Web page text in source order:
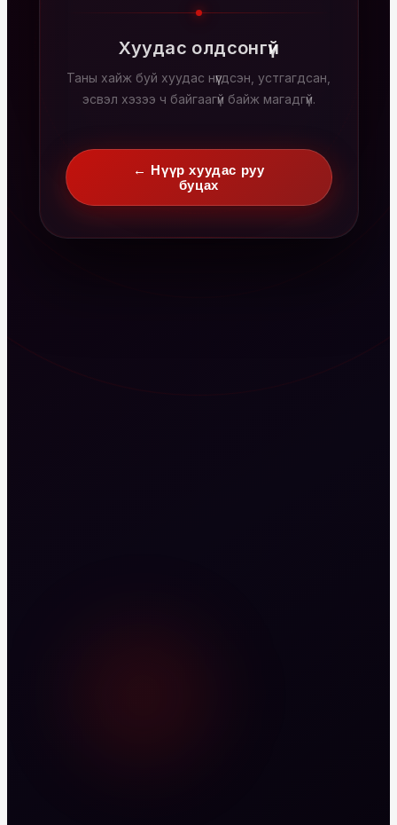
Хуудас олдсонгүй
Таны хайж буй хуудас нүүгдсэн, устгагдсан,
эсвэл хэзээ ч байгаагүй байж магадгүй.
← Нүүр хуудас руу
буцах